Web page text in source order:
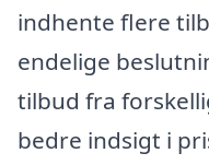
indhente flere
endelige
tilbud fra
bedre indsigt i